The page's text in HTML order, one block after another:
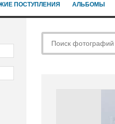
ПОСТУПЛЕНИЯ АЛЬБОМЫ